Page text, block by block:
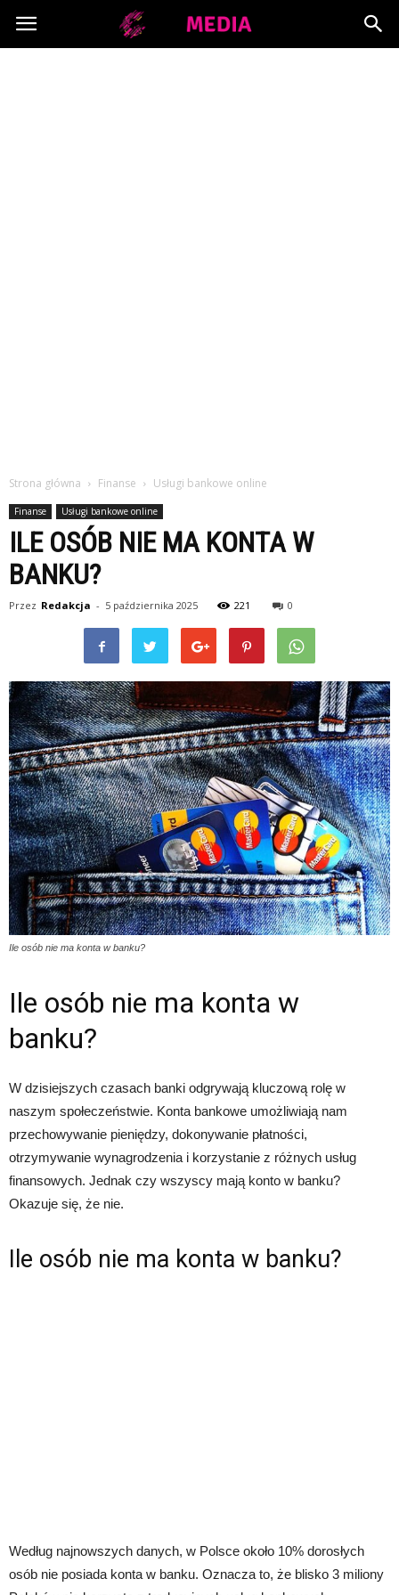
Copymedia.pl
Strona główna Finanse Usługi bankowe online
Finanse Usługi bankowe online
ILE OSÓB NIE MA KONTA W
BANKU?
Przez Redakcja - 5 października 2025 221 0
Ile osób nie ma konta w banku?
Ile osób nie ma konta w
banku?
W dzisiejszych czasach banki odgrywają kluczową rolę w
naszym społeczeństwie. Konta bankowe umożliwiają nam
przechowywanie pieniędzy, dokonywanie płatności,
otrzymywanie wynagrodzenia i korzystanie z różnych usług
finansowych. Jednak czy wszyscy mają konto w banku?
Okazuje się, że nie.
Ile osób nie ma konta w banku?
Według najnowszych danych, w Polsce około 10% dorosłych
osób nie posiada konta w banku. Oznacza to, że blisko 3 miliony